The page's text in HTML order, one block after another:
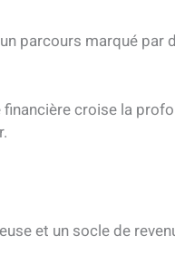
un parcours marqué par
croise la
et un socle de